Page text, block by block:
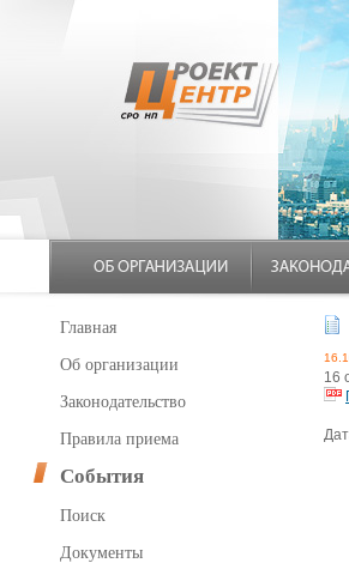
Главная
Об организации
Законодательство
Правила приема
События
Поиск
Документы
16